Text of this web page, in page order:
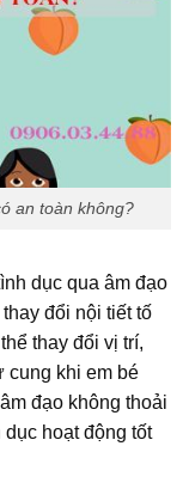
an toàn không?
dục qua âm đạo
đổi nội tiết tố
thay đổi vị trí,
cung khi em bé
đạo không thoải
hoạt động tốt